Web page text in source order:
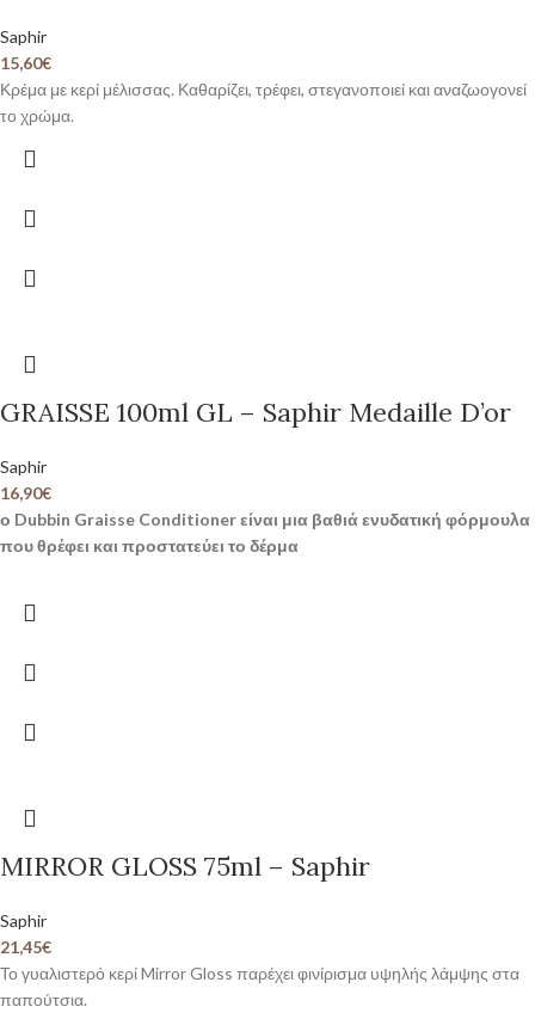
Saphir
15,60€
Κρέμα με κερί μέλισσας. Καθαρίζει, τρέφει, στεγανοποιεί και αναζωογονεί
το χρώμα.
GRAISSE 100ml GL – Saphir Medaille D’or
Saphir
16,90€
ο Dubbin Graisse Conditioner είναι μια βαθιά ενυδατική φόρμουλα
που θρέφει και προστατεύει το δέρμα
MIRROR GLOSS 75ml – Saphir
Saphir
21,45€
Το γυαλιστερό κερί Mirror Gloss παρέχει φινίρισμα υψηλής λάμψης στα
παπούτσια.